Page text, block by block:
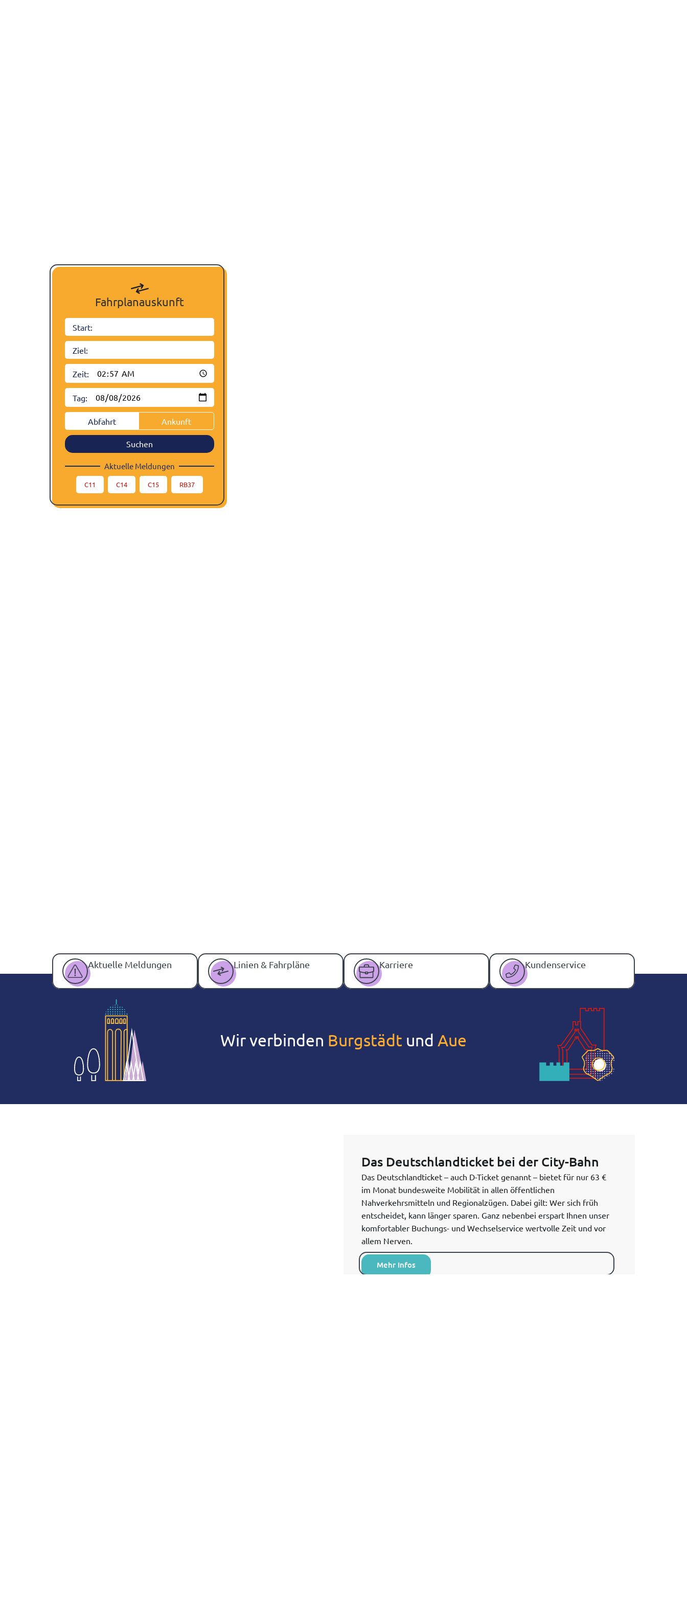
Fahrplanauskunft
Start:
Ziel:
Zeit:
Tag:
Abfahrt Ankunft
Suchen
Aktuelle Meldungen
C11 C14 C15 RB37
Aktuelle Meldungen Linien & Fahrpläne Karriere Kundenservice
Wir verbindenChemnitzundMittweida
Das Deutschlandticket bei der City-Bahn
Das Deutschlandticket – auch D-Ticket genannt – bietet für nur 63 €
im Monat bundesweite Mobilität in allen öffentlichen
Nahverkehrsmitteln und Regionalzügen. Dabei gilt: Wer sich früh
entscheidet, kann länger sparen. Ganz nebenbei erspart Ihnen unser
komfortabler Buchungs- und Wechselservice wertvolle Zeit und vor
allem Nerven.
Mehr Infos